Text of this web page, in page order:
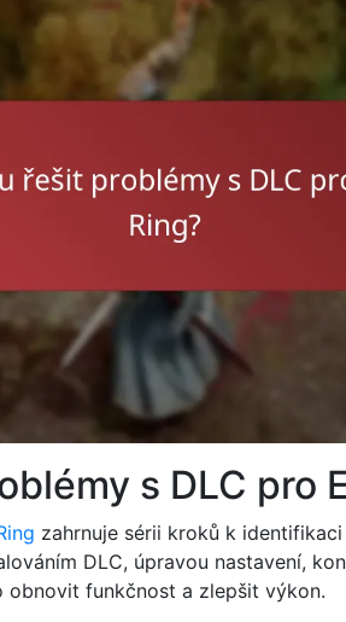
s DLC pro
zahrnuje sérii kroků k
DLC, úpravou nastavení,
obnovit funkčnost a zlepšit výkon.